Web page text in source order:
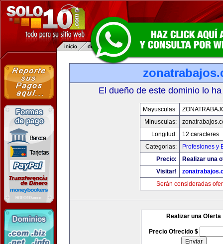
El dueño de este dominio lo
Mayusculas:
Minusculas:
Longitud:
12 caracteres
Categorias:
Profesiones y
Precio:
Realizar una
Visitar!
Serán consideradas
Realizar una Oferta
Precio Ofrecido $